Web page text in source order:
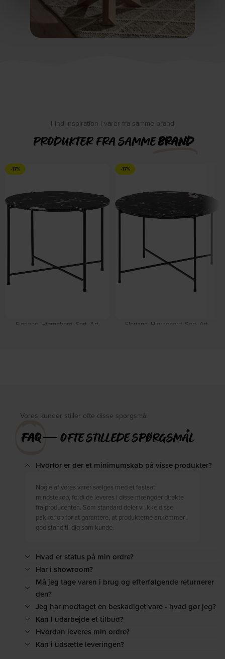
Find inspiration i varer fra samme brand
PRODUKTER FRA SAMMEBRAND
-17%
Floriane, Hjørnebord, Sort, Art.
-17%
Floriane, Hjørnebord, Sort, Art.
Vores kunder stiller ofte disse spørgsmål
FAQ― OFTE STILLEDE SPØRGSMÅL
Hvorfor er der et minimumskøb på visse produkter?
Nogle af vores varer sælges med et fastsat
mindstekøb, fordi de leveres i disse mængder direkte
fra producenten. Som standard deler vi ikke disse
pakker op for at garantere, at produkterne ankommer i
god stand til dig som kunde.
Hvad er status på min ordre?
Har i showroom?
Må jeg tage varen i brug og efterfølgende returnerer
den?
Jeg har modtaget en beskadiget vare - hvad gør jeg?
Kan I udarbejde et tilbud?
Hvordan leveres min ordre?
Kan i udsætte leveringen?